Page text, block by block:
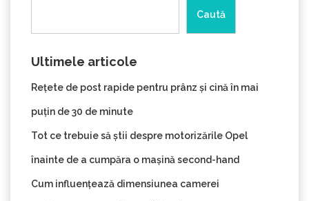
Caută
Ultimele articole
Rețete de post rapide pentru prânz și cină în mai
puțin de 30 de minute
Tot ce trebuie să știi despre motorizările Opel
înainte de a cumpăra o mașină second-hand
Cum influențează dimensiunea camerei